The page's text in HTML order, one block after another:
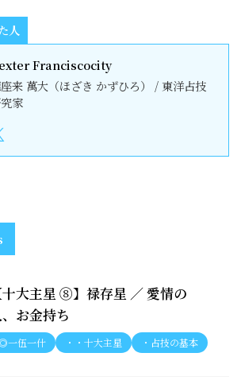
人
Franciscocity
来 萬大（ほざき かずひろ） / 東洋占技
家
十大主星 ⑧】禄存星 ／ 愛情の
お金持ち
一伍一什 ・・十大主星 ・占技の基本